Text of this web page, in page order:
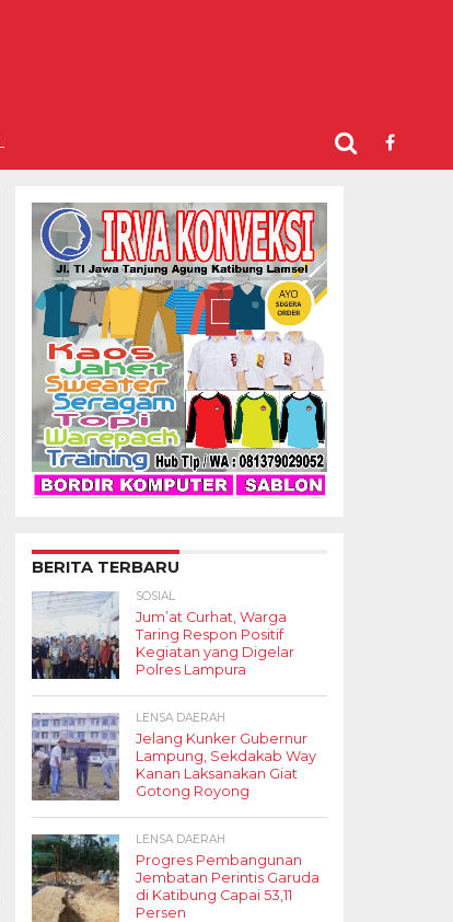
BERITA TERBARU
SOSIAL
Jum’at Curhat, Warga
Taring Respon Positif
Kegiatan yang Digelar
Polres Lampura
LENSA DAERAH
Jelang Kunker Gubernur
Lampung, Sekdakab Way
Kanan Laksanakan Giat
Gotong Royong
LENSA DAERAH
Progres Pembangunan
Jembatan Perintis Garuda
di Katibung Capai 53,11
Persen